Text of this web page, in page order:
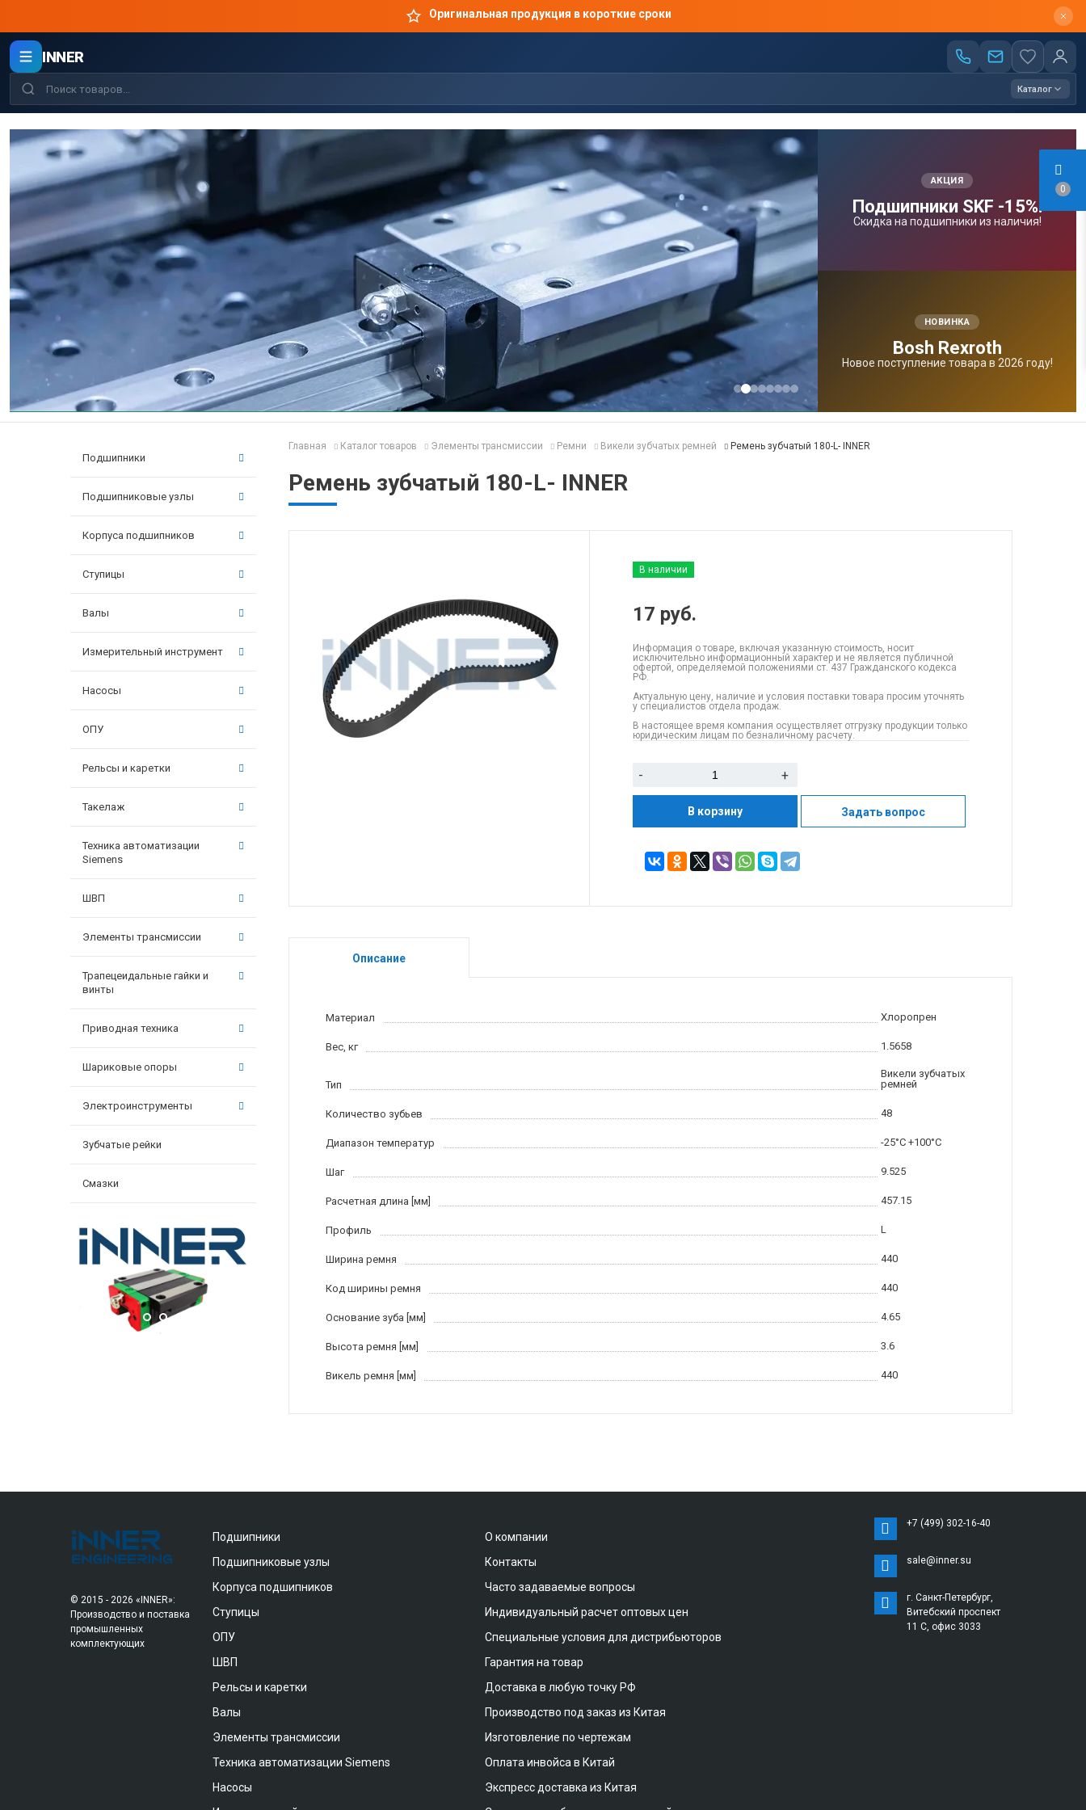
0
Оригинальная продукция в короткие сроки
INNER
Каталог
АКЦИЯ
Подшипники SKF -15%!
Скидка на подшипники из наличия!
НОВИНКА
Bosh Rexroth
Новое поступление товара в 2026 году!
Подшипники
Подшипниковые узлы
Корпуса подшипников
Ступицы
Валы
Измерительный инструмент
Насосы
ОПУ
Рельсы и каретки
Такелаж
Техника автоматизации
Siemens
ШВП
Элементы трансмиссии
Трапецеидальные гайки и
винты
Приводная техника
Шариковые опоры
Электроинструменты
Зубчатые рейки
Смазки
Главная Каталог товаров Элементы трансмиссии Ремни Викели зубчатых ремней Ремень зубчатый 180-L- INNER
Ремень зубчатый 180-L- INNER
В наличии
17 руб.
Информация о товаре, включая указанную стоимость, носит
исключительно информационный характер и не является публичной
офертой, определяемой положениями ст. 437 Гражданского кодекса
РФ.
Актуальную цену, наличие и условия поставки товара просим уточнять
у специалистов отдела продаж.
В настоящее время компания осуществляет отгрузку продукции только
юридическим лицам по безналичному расчету.
- +
В корзину Задать вопрос
Описание
Материал Хлоропрен
Вес, кг 1.5658
Тип
Викели зубчатых
ремней
Количество зубьев 48
Диапазон температур -25°C +100°C
Шаг 9.525
Расчетная длина [мм] 457.15
Профиль L
Ширина ремня 440
Код ширины ремня 440
Основание зуба [мм] 4.65
Высота ремня [мм] 3.6
Викель ремня [мм] 440
© 2015 - 2026 «INNER»:
Производство и поставка
промышленных
комплектующих
Подшипники
Подшипниковые узлы
Корпуса подшипников
Ступицы
ОПУ
ШВП
Рельсы и каретки
Валы
Элементы трансмиссии
Техника автоматизации Siemens
Насосы
О компании
Контакты
Часто задаваемые вопросы
Индивидуальный расчет оптовых цен
Специальные условия для дистрибьюторов
Гарантия на товар
Доставка в любую точку РФ
Производство под заказ из Китая
Изготовление по чертежам
Оплата инвойса в Китай
Экспресс доставка из Китая
+7 (499) 302-16-40
sale@inner.su
г. Санкт-Петербург,
Витебский проспект
11 С, офис 3033